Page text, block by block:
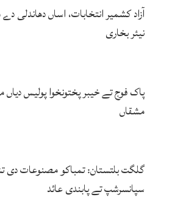
آزاد کشمیر انتخابات، اساں دھاندلی
نیئر بخاری
پاک فوج تے خیبر پختونخوا پولیس دیاں
مشقاں
گلگت بلتستان: تمباکو مصنوعات دی
سپانسرشپ تے پابندی عائد